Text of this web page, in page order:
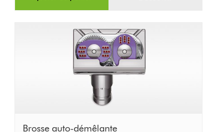
Brosse
Brosse auto-démêlante